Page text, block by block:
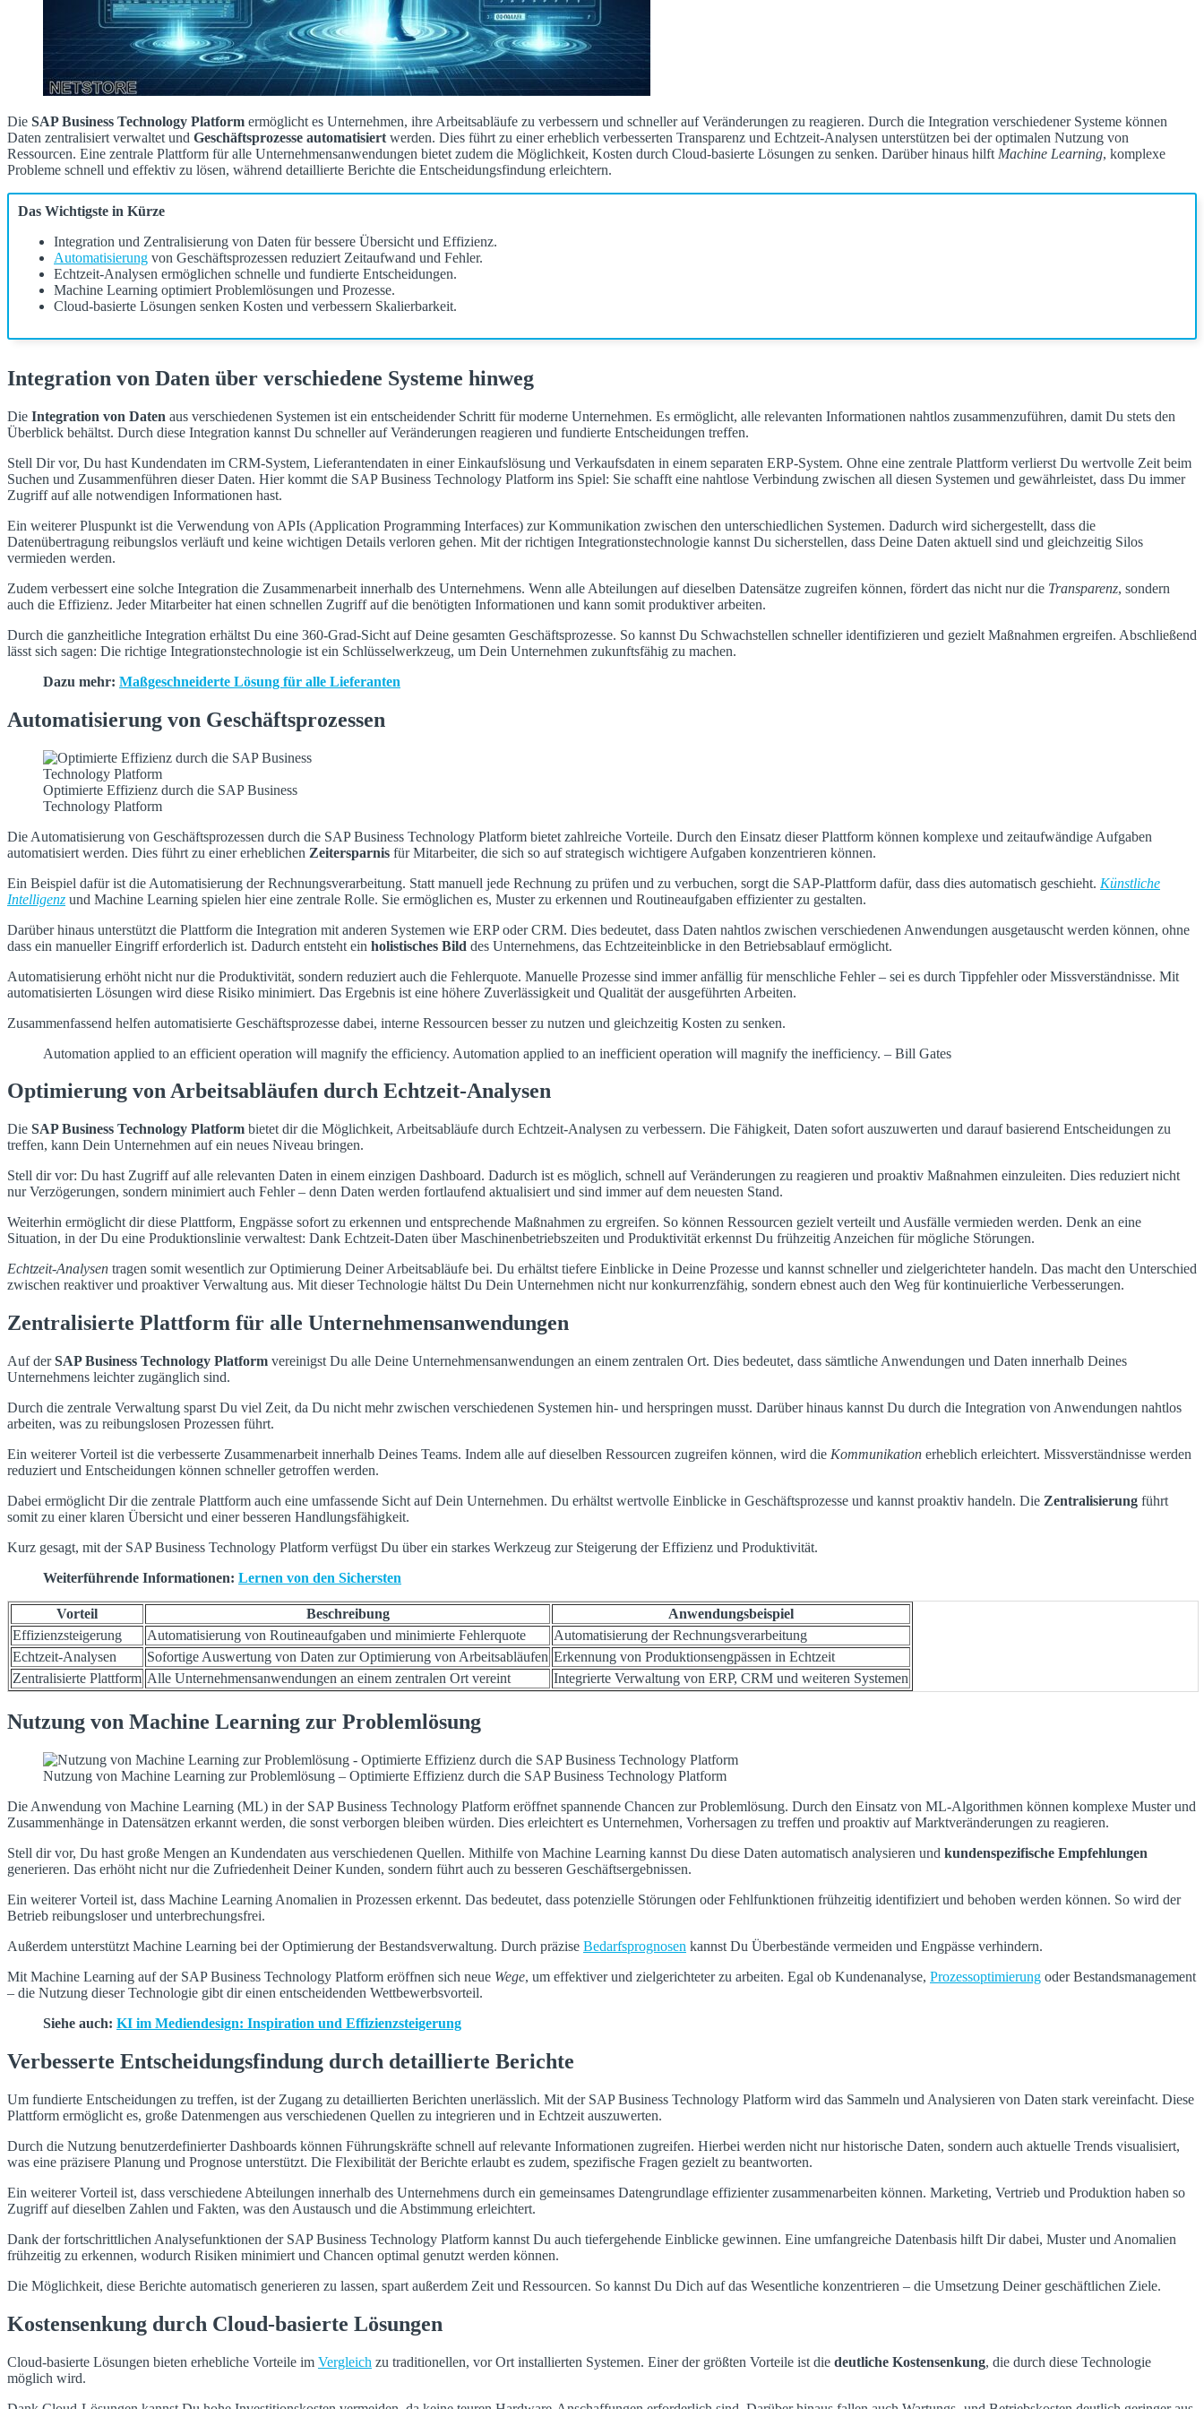
Die SAP Business Technology Platform ermöglicht es Unternehmen, ihre Arbeitsabläufe zu verbessern und schneller auf Veränderungen zu reagieren. Durch die Integration verschiedener Systeme können
Daten zentralisiert verwaltet und Geschäftsprozesse automatisiert werden. Dies führt zu einer erheblich verbesserten Transparenz und Echtzeit-Analysen unterstützen bei der optimalen Nutzung von
Ressourcen. Eine zentrale Plattform für alle Unternehmensanwendungen bietet zudem die Möglichkeit, Kosten durch Cloud-basierte Lösungen zu senken. Darüber hinaus hilft Machine Learning, komplexe
Probleme schnell und effektiv zu lösen, während detaillierte Berichte die Entscheidungsfindung erleichtern.
Das Wichtigste in Kürze
Integration und Zentralisierung von Daten für bessere Übersicht und Effizienz.
Automatisierung von Geschäftsprozessen reduziert Zeitaufwand und Fehler.
Echtzeit-Analysen ermöglichen schnelle und fundierte Entscheidungen.
Machine Learning optimiert Problemlösungen und Prozesse.
Cloud-basierte Lösungen senken Kosten und verbessern Skalierbarkeit.
Integration von Daten über verschiedene Systeme hinweg
Die Integration von Daten aus verschiedenen Systemen ist ein entscheidender Schritt für moderne Unternehmen. Es ermöglicht, alle relevanten Informationen nahtlos zusammenzuführen, damit Du stets den
Überblick behältst. Durch diese Integration kannst Du schneller auf Veränderungen reagieren und fundierte Entscheidungen treffen.
Stell Dir vor, Du hast Kundendaten im CRM-System, Lieferantendaten in einer Einkaufslösung und Verkaufsdaten in einem separaten ERP-System. Ohne eine zentrale Plattform verlierst Du wertvolle Zeit beim
Suchen und Zusammenführen dieser Daten. Hier kommt die SAP Business Technology Platform ins Spiel: Sie schafft eine nahtlose Verbindung zwischen all diesen Systemen und gewährleistet, dass Du immer
Zugriff auf alle notwendigen Informationen hast.
Ein weiterer Pluspunkt ist die Verwendung von APIs (Application Programming Interfaces) zur Kommunikation zwischen den unterschiedlichen Systemen. Dadurch wird sichergestellt, dass die
Datenübertragung reibungslos verläuft und keine wichtigen Details verloren gehen. Mit der richtigen Integrationstechnologie kannst Du sicherstellen, dass Deine Daten aktuell sind und gleichzeitig Silos
vermieden werden.
Zudem verbessert eine solche Integration die Zusammenarbeit innerhalb des Unternehmens. Wenn alle Abteilungen auf dieselben Datensätze zugreifen können, fördert das nicht nur die Transparenz, sondern
auch die Effizienz. Jeder Mitarbeiter hat einen schnellen Zugriff auf die benötigten Informationen und kann somit produktiver arbeiten.
Durch die ganzheitliche Integration erhältst Du eine 360-Grad-Sicht auf Deine gesamten Geschäftsprozesse. So kannst Du Schwachstellen schneller identifizieren und gezielt Maßnahmen ergreifen. Abschließend
lässt sich sagen: Die richtige Integrationstechnologie ist ein Schlüsselwerkzeug, um Dein Unternehmen zukunftsfähig zu machen.
Dazu mehr: Maßgeschneiderte Lösung für alle Lieferanten
Automatisierung von Geschäftsprozessen
Optimierte Effizienz durch die SAP Business
Technology Platform
Die Automatisierung von Geschäftsprozessen durch die SAP Business Technology Platform bietet zahlreiche Vorteile. Durch den Einsatz dieser Plattform können komplexe und zeitaufwändige Aufgaben
automatisiert werden. Dies führt zu einer erheblichen Zeitersparnis für Mitarbeiter, die sich so auf strategisch wichtigere Aufgaben konzentrieren können.
Ein Beispiel dafür ist die Automatisierung der Rechnungsverarbeitung. Statt manuell jede Rechnung zu prüfen und zu verbuchen, sorgt die SAP-Plattform dafür, dass dies automatisch geschieht. Künstliche
Intelligenz und Machine Learning spielen hier eine zentrale Rolle. Sie ermöglichen es, Muster zu erkennen und Routineaufgaben effizienter zu gestalten.
Darüber hinaus unterstützt die Plattform die Integration mit anderen Systemen wie ERP oder CRM. Dies bedeutet, dass Daten nahtlos zwischen verschiedenen Anwendungen ausgetauscht werden können, ohne
dass ein manueller Eingriff erforderlich ist. Dadurch entsteht ein holistisches Bild des Unternehmens, das Echtzeiteinblicke in den Betriebsablauf ermöglicht.
Automatisierung erhöht nicht nur die Produktivität, sondern reduziert auch die Fehlerquote. Manuelle Prozesse sind immer anfällig für menschliche Fehler – sei es durch Tippfehler oder Missverständnisse. Mit
automatisierten Lösungen wird diese Risiko minimiert. Das Ergebnis ist eine höhere Zuverlässigkeit und Qualität der ausgeführten Arbeiten.
Zusammenfassend helfen automatisierte Geschäftsprozesse dabei, interne Ressourcen besser zu nutzen und gleichzeitig Kosten zu senken.
Automation applied to an efficient operation will magnify the efficiency. Automation applied to an inefficient operation will magnify the inefficiency. – Bill Gates
Optimierung von Arbeitsabläufen durch Echtzeit-Analysen
Die SAP Business Technology Platform bietet dir die Möglichkeit, Arbeitsabläufe durch Echtzeit-Analysen zu verbessern. Die Fähigkeit, Daten sofort auszuwerten und darauf basierend Entscheidungen zu
treffen, kann Dein Unternehmen auf ein neues Niveau bringen.
Stell dir vor: Du hast Zugriff auf alle relevanten Daten in einem einzigen Dashboard. Dadurch ist es möglich, schnell auf Veränderungen zu reagieren und proaktiv Maßnahmen einzuleiten. Dies reduziert nicht
nur Verzögerungen, sondern minimiert auch Fehler – denn Daten werden fortlaufend aktualisiert und sind immer auf dem neuesten Stand.
Weiterhin ermöglicht dir diese Plattform, Engpässe sofort zu erkennen und entsprechende Maßnahmen zu ergreifen. So können Ressourcen gezielt verteilt und Ausfälle vermieden werden. Denk an eine
Situation, in der Du eine Produktionslinie verwaltest: Dank Echtzeit-Daten über Maschinenbetriebszeiten und Produktivität erkennst Du frühzeitig Anzeichen für mögliche Störungen.
Echtzeit-Analysen tragen somit wesentlich zur Optimierung Deiner Arbeitsabläufe bei. Du erhältst tiefere Einblicke in Deine Prozesse und kannst schneller und zielgerichteter handeln. Das macht den Unterschied
zwischen reaktiver und proaktiver Verwaltung aus. Mit dieser Technologie hältst Du Dein Unternehmen nicht nur konkurrenzfähig, sondern ebnest auch den Weg für kontinuierliche Verbesserungen.
Zentralisierte Plattform für alle Unternehmensanwendungen
Auf derSAP Business Technology Platform vereinigst Du alle Deine Unternehmensanwendungen an einem zentralen Ort. Dies bedeutet, dass sämtliche Anwendungen und Daten innerhalb Deines
Unternehmens leichter zugänglich sind.
Durch die zentrale Verwaltung sparst Du viel Zeit, da Du nicht mehr zwischen verschiedenen Systemen hin- und herspringen musst. Darüber hinaus kannst Du durch die Integration von Anwendungen nahtlos
arbeiten, was zu reibungslosen Prozessen führt.
Ein weiterer Vorteil ist die verbesserte Zusammenarbeit innerhalb Deines Teams. Indem alle auf dieselben Ressourcen zugreifen können, wird die Kommunikation erheblich erleichtert. Missverständnisse werden
reduziert und Entscheidungen können schneller getroffen werden.
Dabei ermöglicht Dir die zentrale Plattform auch eine umfassende Sicht auf Dein Unternehmen. Du erhältst wertvolle Einblicke in Geschäftsprozesse und kannst proaktiv handeln. Die Zentralisierung führt
somit zu einer klaren Übersicht und einer besseren Handlungsfähigkeit.
Kurz gesagt, mit der SAP Business Technology Platform verfügst Du über ein starkes Werkzeug zur Steigerung der Effizienz und Produktivität.
Weiterführende Informationen: Lernen von den Sichersten
Vorteil Beschreibung
Anwendungsbeispiel
Effizienzsteigerung
Automatisierung von Routineaufgaben und minimierte Fehlerquote
Automatisierung der Rechnungsverarbeitung
Echtzeit-Analysen
Sofortige Auswertung von Daten zur Optimierung von Arbeitsabläufen Erkennung von Produktionsengpässen in Echtzeit
Zentralisierte Plattform Alle Unternehmensanwendungen an einem zentralen Ort vereint Integrierte Verwaltung von ERP, CRM und weiteren Systemen
Nutzung von Machine Learning zur Problemlösung
Nutzung von Machine Learning zur Problemlösung – Optimierte Effizienz durch die SAP Business Technology Platform
Die Anwendung von Machine Learning (ML) in der SAP Business Technology Platform eröffnet spannende Chancen zur Problemlösung. Durch den Einsatz von ML-Algorithmen können komplexe Muster und
Zusammenhänge in Datensätzen erkannt werden, die sonst verborgen bleiben würden. Dies erleichtert es Unternehmen, Vorhersagen zu treffen und proaktiv auf Marktveränderungen zu reagieren.
Stell dir vor, Du hast große Mengen an Kundendaten aus verschiedenen Quellen. Mithilfe von Machine Learning kannst Du diese Daten automatisch analysieren und kundenspezifische Empfehlungen
generieren. Das erhöht nicht nur die Zufriedenheit Deiner Kunden, sondern führt auch zu besseren Geschäftsergebnissen.
Ein weiterer Vorteil ist, dass Machine Learning Anomalien in Prozessen erkennt. Das bedeutet, dass potenzielle Störungen oder Fehlfunktionen frühzeitig identifiziert und behoben werden können. So wird der
Betrieb reibungsloser und unterbrechungsfrei.
Außerdem unterstützt Machine Learning bei der Optimierung der Bestandsverwaltung. Durch präzise Bedarfsprognosen kannst Du Überbestände vermeiden und Engpässe verhindern.
Mit Machine Learning auf der SAP Business Technology Platform eröffnen sich neue Wege, um effektiver und zielgerichteter zu arbeiten. Egal ob Kundenanalyse, Prozessoptimierung oder Bestandsmanagement
– die Nutzung dieser Technologie gibt dir einen entscheidenden Wettbewerbsvorteil.
Siehe auch: KI im Mediendesign: Inspiration und Effizienzsteigerung
Verbesserte Entscheidungsfindung durch detaillierte Berichte
Um fundierte Entscheidungen zu treffen, ist der Zugang zu detaillierten Berichten unerlässlich. Mit der SAP Business Technology Platform wird das Sammeln und Analysieren von Daten stark vereinfacht. Diese
Plattform ermöglicht es, große Datenmengen aus verschiedenen Quellen zu integrieren und in Echtzeit auszuwerten.
Durch die Nutzung benutzerdefinierter Dashboards können Führungskräfte schnell auf relevante Informationen zugreifen. Hierbei werden nicht nur historische Daten, sondern auch aktuelle Trends visualisiert,
was eine präzisere Planung und Prognose unterstützt. Die Flexibilität der Berichte erlaubt es zudem, spezifische Fragen gezielt zu beantworten.
Ein weiterer Vorteil ist, dass verschiedene Abteilungen innerhalb des Unternehmens durch ein gemeinsames Datengrundlage effizienter zusammenarbeiten können. Marketing, Vertrieb und Produktion haben so
Zugriff auf dieselben Zahlen und Fakten, was den Austausch und die Abstimmung erleichtert.
Dank der fortschrittlichen Analysefunktionen der SAP Business Technology Platform kannst Du auch tiefergehende Einblicke gewinnen. Eine umfangreiche Datenbasis hilft Dir dabei, Muster und Anomalien
frühzeitig zu erkennen, wodurch Risiken minimiert und Chancen optimal genutzt werden können.
Die Möglichkeit, diese Berichte automatisch generieren zu lassen, spart außerdem Zeit und Ressourcen. So kannst Du Dich auf das Wesentliche konzentrieren – die Umsetzung Deiner geschäftlichen Ziele.
Kostensenkung durch Cloud-basierte Lösungen
Cloud-basierte Lösungen bieten erhebliche Vorteile im Vergleich zu traditionellen, vor Ort installierten Systemen. Einer der größten Vorteile ist die deutliche Kostensenkung, die durch diese Technologie
möglich wird.